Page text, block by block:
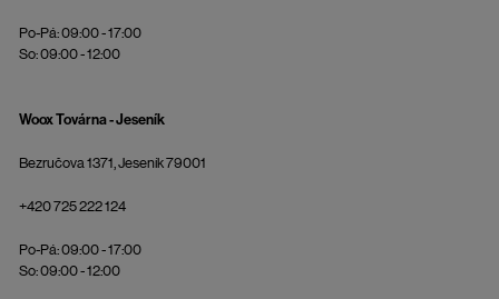
Po-Pá: 09:00 - 17:00
So: 09:00 - 12:00
Woox Továrna - Jeseník
Bezručova 1371, Jeseník 79001
+420 725 222 124
Po-Pá: 09:00 - 17:00
So: 09:00 - 12:00